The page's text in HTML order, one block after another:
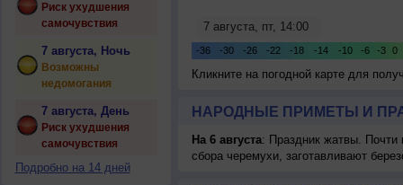
Риск ухудшения
самочувствия
7 августа, Ночь
Возможны
недомогания
7 августа, День
Риск ухудшения
самочувствия
Подробно на 14 дней
Кликните на погодной карте для
НАРОДНЫЕ ПРИМЕТЫ И
На 6 августа: Праздник жатвы. Почти
сбора черемухи, заготавливают